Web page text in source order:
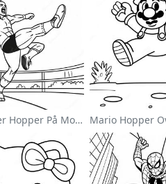
Wwe Bryter Hopper På Motstander Fargeleggingsside